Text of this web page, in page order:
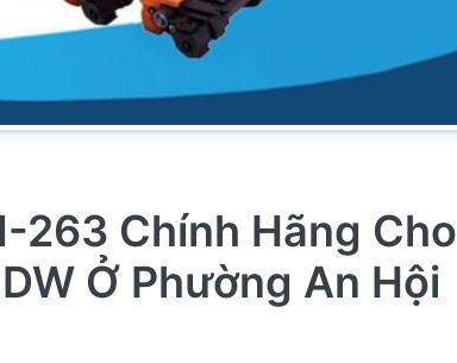
263 Chính Hãng Cho
Ở Phường An Hội